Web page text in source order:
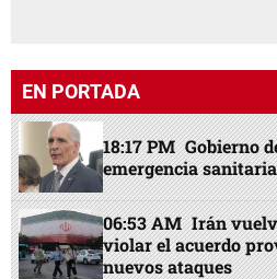
EN PORTADA
18:17 PM Gobierno
emergencia
06:53 AM Irán
violar el acuerdo
nuevos ataques